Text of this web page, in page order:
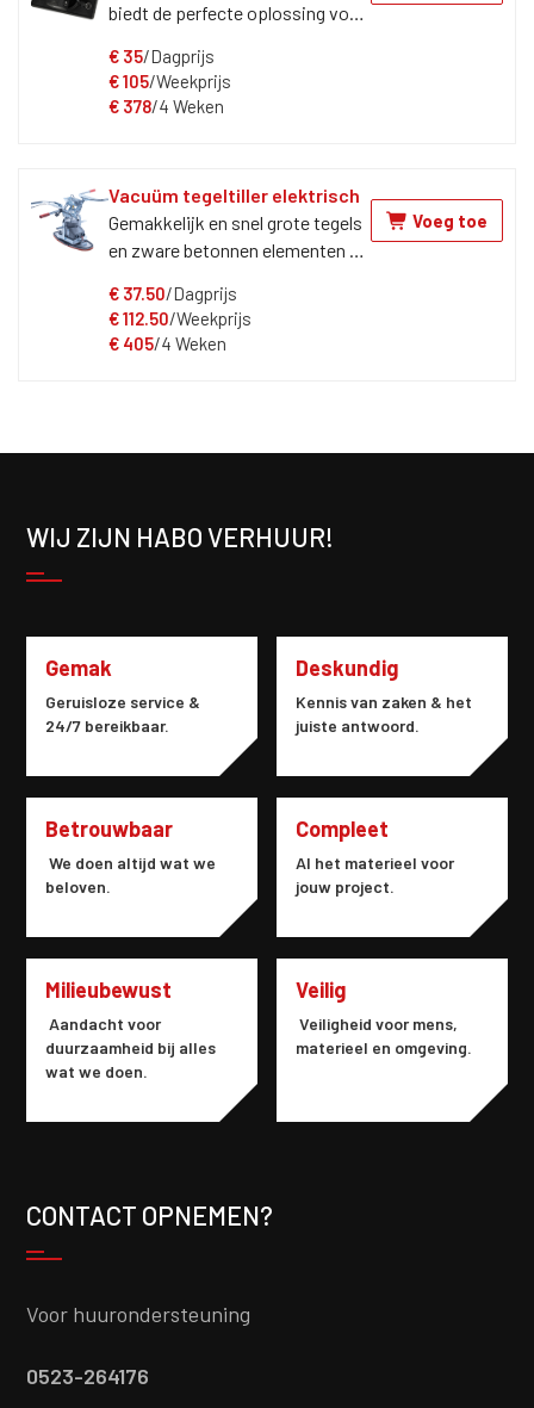
biedt de perfecte oplossing voor
zelvers die dagelijks zware, grote
en poreuze materialen moeten
niveau en vergroot het maximale
hefvermogen om elke klus te
voltooien. Met het 400×400 mm
aanzuigblad kan de Grabo High
Flow lasten tot 80 kg heffen. Het
T-stuk kan zowel gebruikt
en een acculader. Deze machine
€ 35/Dagprijs
€105/Weekprijs
€ 378/4 Weken
Vacuüm tegeltiller elektrisch
Gemakkelijk en snel grote tegels
en zware betonnen elementen te
vacuüm tegeltiller!
€ 37.50/Dagprijs
€112.50/Weekprijs
€ 405/4 Weken
Voeg toe
WIJ ZIJN HABO VERHUUR!
Gemak
Geruisloze service &
24/7 bereikbaar.
Deskundig
Kennis van zaken & het
juiste antwoord.
Betrouwbaar
We doen altijd wat we
beloven.
Compleet
Al het materieel voor
jouw project.
Milieubewust
Aandacht voor
duurzaamheid bij alles
wat we doen.
Veilig
Veiligheid voor mens,
materieel en omgeving.
CONTACT OPNEMEN?
Voor huurondersteuning
0523-264176